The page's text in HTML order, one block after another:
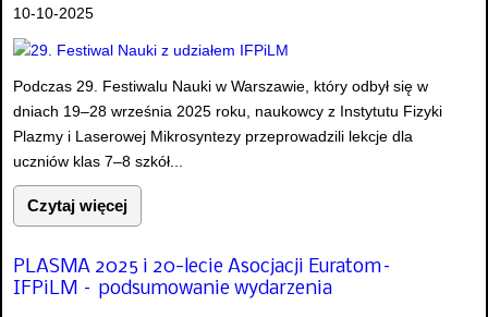
10-10-2025
Podczas 29. Festiwalu Nauki w Warszawie, który odbył się w
dniach 19–28 września 2025 roku, naukowcy z Instytutu Fizyki
Plazmy i Laserowej Mikrosyntezy przeprowadzili lekcje dla
uczniów klas 7–8 szkół...
Czytaj więcej
PLASMA 2025 i 20-lecie Asocjacji Euratom–
IFPiLM – podsumowanie wydarzenia